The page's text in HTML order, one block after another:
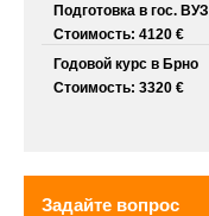
Подготовка в гос. ВУЗ
Стоимость: 4120 €
Годовой курс в Брно
Стоимость: 3320 €
Задайте вопрос